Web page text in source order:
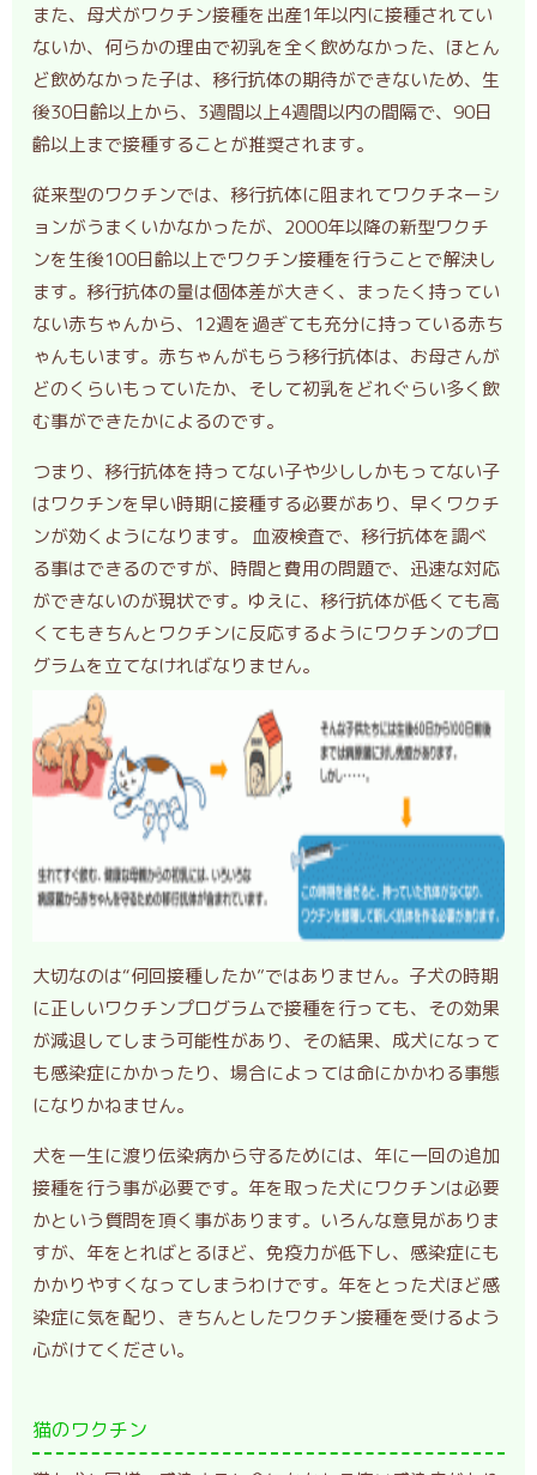
また、母犬がワクチン接種を出産1年以内に接種されてい
ないか、何らかの理由で初乳を全く飲めなかった、ほとん
ど飲めなかった子は、移行抗体の期待ができないため、生
後30日齢以上から、3週間以上4週間以内の間隔で、90日
齢以上まで接種することが推奨されます。
従来型のワクチンでは、移行抗体に阻まれてワクチネーシ
ョンがうまくいかなかったが、2000年以降の新型ワクチ
ンを生後100日齢以上でワクチン接種を行うことで解決し
ます。移行抗体の量は個体差が大きく、まったく持ってい
ない赤ちゃんから、12週を過ぎても充分に持っている赤ち
ゃんもいます。赤ちゃんがもらう移行抗体は、お母さんが
どのくらいもっていたか、そして初乳をどれぐらい多く飲
む事ができたかによるのです。
つまり、移行抗体を持ってない子や少ししかもってない子
はワクチンを早い時期に接種する必要があり、早くワクチ
ンが効くようになります。 血液検査で、移行抗体を調べ
る事はできるのですが、時間と費用の問題で、迅速な対応
ができないのが現状です。ゆえに、移行抗体が低くても高
くてもきちんとワクチンに反応するようにワクチンのプロ
グラムを立てなければなりません。
大切なのは“何回接種したか”ではありません。子犬の時期
に正しいワクチンプログラムで接種を行っても、その効果
が減退してしまう可能性があり、その結果、成犬になって
も感染症にかかったり、場合によっては命にかかわる事態
になりかねません。
犬を一生に渡り伝染病から守るためには、年に一回の追加
接種を行う事が必要です。年を取った犬にワクチンは必要
かという質問を頂く事があります。いろんな意見がありま
すが、年をとればとるほど、免疫力が低下し、感染症にも
かかりやすくなってしまうわけです。年をとった犬ほど感
染症に気を配り、きちんとしたワクチン接種を受けるよう
心がけてください。
猫のワクチン